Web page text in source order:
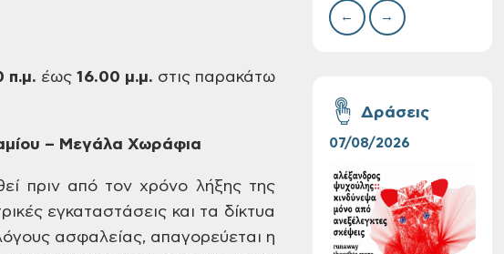
π.μ. έως 16.00 μ.μ. στις παρακάτω
– Μεγάλα Χωράφια
πριν από τον χρόνο λήξηςτης
εγκαταστάσεις και τα δίκτυα
ασφαλείας, απαγορεύεται η
Αυγούστου 2026
← →
Δράσεις
07/08/2026